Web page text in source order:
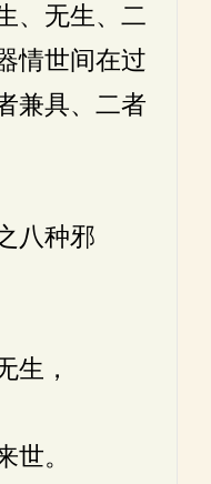
、无生、二
情世间在过
兼具、二者
八种邪
生，
世。